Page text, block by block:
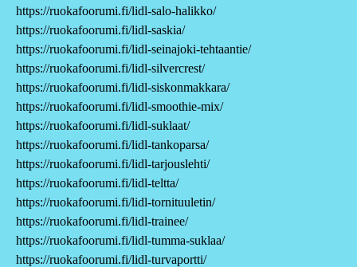
https://ruokafoorumi.fi/lidl-salo-halikko/
https://ruokafoorumi.fi/lidl-saskia/
https://ruokafoorumi.fi/lidl-seinajoki-tehtaantie/
https://ruokafoorumi.fi/lidl-silvercrest/
https://ruokafoorumi.fi/lidl-siskonmakkara/
https://ruokafoorumi.fi/lidl-smoothie-mix/
https://ruokafoorumi.fi/lidl-suklaat/
https://ruokafoorumi.fi/lidl-tankoparsa/
https://ruokafoorumi.fi/lidl-tarjouslehti/
https://ruokafoorumi.fi/lidl-teltta/
https://ruokafoorumi.fi/lidl-tornituuletin/
https://ruokafoorumi.fi/lidl-trainee/
https://ruokafoorumi.fi/lidl-tumma-suklaa/
https://ruokafoorumi.fi/lidl-turvaportti/